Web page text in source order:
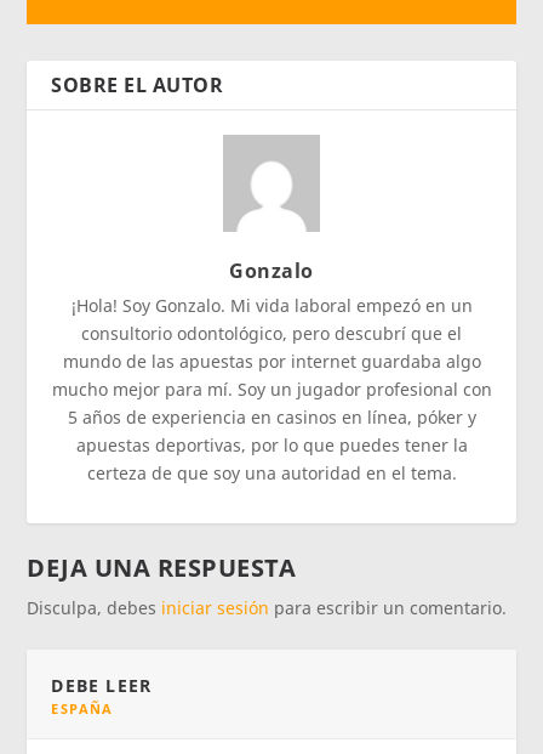
SOBRE EL AUTOR
Gonzalo
¡Hola! Soy Gonzalo. Mi vida laboral empezó en un
consultorio odontológico, pero descubrí que el
mundo de las apuestas por internet guardaba algo
mucho mejor para mí. Soy un jugador profesional con
5 años de experiencia en casinos en línea, póker y
apuestas deportivas, por lo que puedes tener la
certeza de que soy una autoridad en el tema.
DEJA UNA RESPUESTA
Disculpa, debes iniciar sesión para escribir un comentario.
DEBE LEER
ESPAÑA